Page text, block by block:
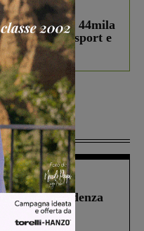
Cities, oltre 44mila
per lo sport e
oltre la scadenza
“Un